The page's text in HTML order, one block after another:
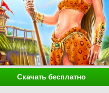
Скачать бесплатно